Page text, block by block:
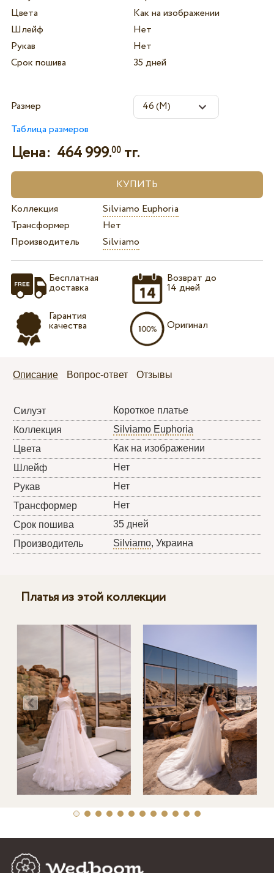
Цвета
Как на изображении
Шлейф
Нет
Рукав
Нет
Срок пошива
35 дней
Размер
Таблица размеров
Цена: 464 999.00тг.
Коллекция
Silviamo Euphoria
Трансформер
Нет
Производитель
Silviamo
Бесплатная
доставка
Гарантия
качества
Возврат до
14 дней
Оригинал
Описание Вопрос-ответ Отзывы
Силуэт
Короткое платье
Коллекция
Silviamo Euphoria
Цвета
Как на изображении
Шлейф
Нет
Рукав
Нет
Трансформер
Нет
Срок пошива
35 дней
Производитель
Silviamo, Украина
Платья из этой коллекции